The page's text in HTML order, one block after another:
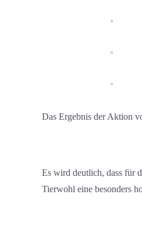
Das Ergebnis der Aktion
Es wird deutlich, dass für
Tierwohl eine besonders